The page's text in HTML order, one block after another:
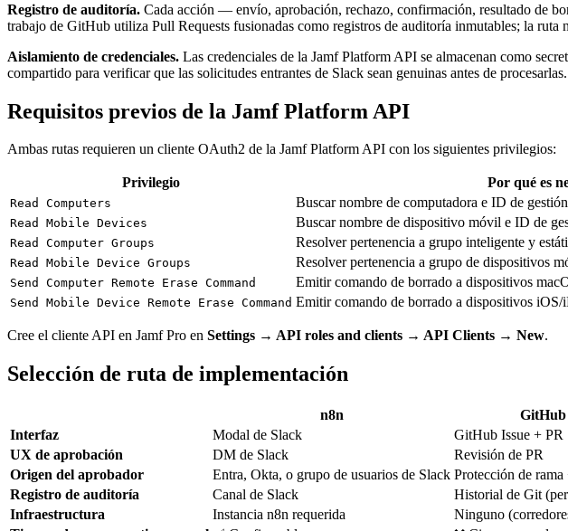
Registro de auditoría. Cada acción — envío, aprobación, rechazo, confirmación, resultado de
trabajo de GitHub utiliza Pull Requests fusionadas como registros de auditoría inmutables; la ruta
Aislamiento de credenciales. Las credenciales de la Jamf Platform API se almacenan como
compartido para verificar que las solicitudes entrantes de Slack sean genuinas antes de procesarlas.
Requisitos previos de la Jamf Platform API
Ambas rutas requieren un cliente OAuth2 de la Jamf Platform API con los siguientes privilegios:
Privilegio Por qué es
Read Computers Buscar nombre de computadora e ID de
Read Mobile Devices Buscar nombre de dispositivo móvil e ID de
Read Computer Groups Resolver pertenencia a grupo inteligente y
Read Mobile Device Groups Resolver pertenencia a grupo de dispositivos
Send Computer Remote Erase Command Emitir comando de borrado a dispositivos
Send Mobile Device Remote Erase Command Emitir comando de borrado a dispositivos iOS/
Cree el cliente API en Jamf Pro en Settings → API roles and clients → API Clients → New.
Selección de ruta de implementación
n8n
Interfaz
Modal de Slack
GitHub Issue + PR
UX de aprobación
DM de Slack
Revisión de PR
Origen del aprobador
Entra, Okta, o grupo de usuarios de Slack Protección de
Registro de auditoría
Canal de Slack
Historial de Git
Infraestructura
Instancia n8n requerida
Ninguno